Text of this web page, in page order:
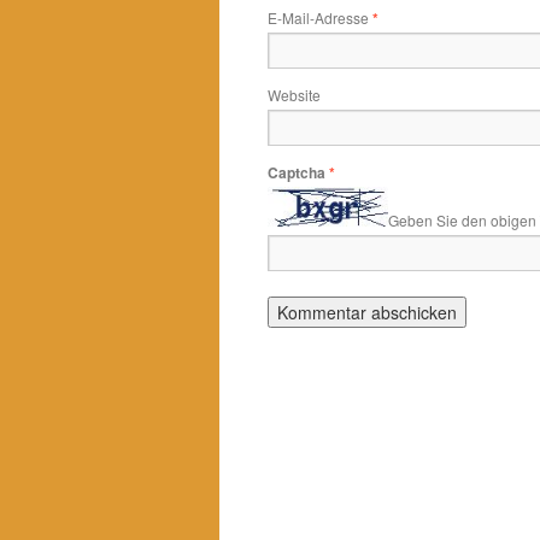
E-Mail-Adresse *
Website
Captcha *
Geben Sie den obigen